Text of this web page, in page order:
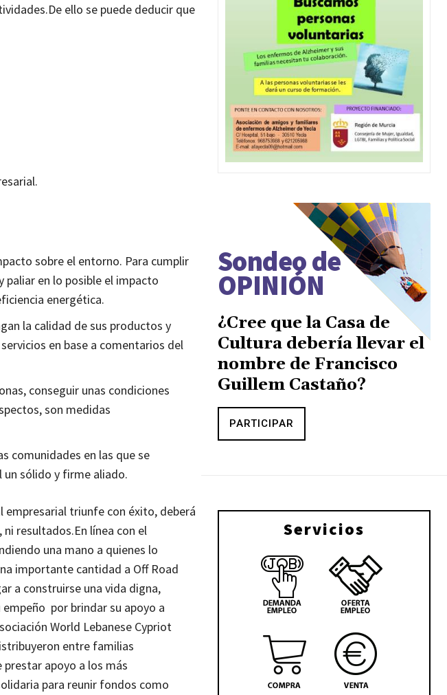
De ello se puede deducir que
sobre el entorno. Para cumplir
paliar en lo posible el impacto
energética.
la calidad de sus productos y
en base a comentarios del
conseguir unas condiciones
son medidas
comunidades en las que se
un sólido y firme aliado.
empresarial triunfe con éxito, deberá
ni resultados.En línea con el
una mano a quienes lo
importante cantidad a Off Road
a construirse una vida digna,
por brindar su apoyo a
World Lebanese Cypriot
entre familias
apoyo a los más
para reunir fondos como
Sondeo de
OPINIÓN
¿Cree que la Casa de
Cultura debería llevar el
nombre de Francisco
Guillem Castaño?
PARTICIPAR
Servicios